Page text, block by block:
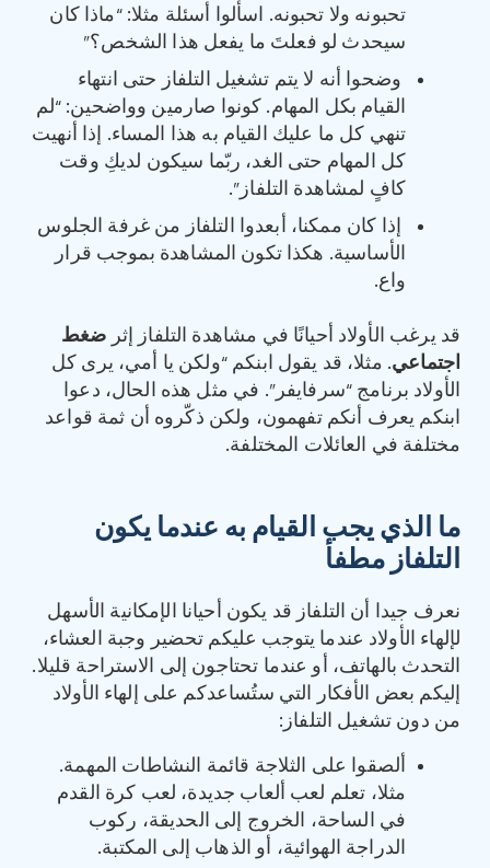
تحبونه ولا تحبونه. اسألوا أسئلة مثلا: “ماذا كان
سيحدث لو فعلتَ ما يفعل هذا الشخص؟”
وضحوا أنه لا يتم تشغيل التلفاز حتى انتهاء
القيام بكل المهام. كونوا صارمين وواضحين: “لم
تنهي كل ما عليك القيام به هذا المساء. إذا أنهيت
كل المهام حتى الغد، ربّما سيكون لديكِ وقت
كافٍ لمشاهدة التلفاز”.
إذا كان ممكنا، أبعدوا التلفاز من غرفة الجلوس
الأساسية. هكذا تكون المشاهدة بموجب قرار
واع.
قد يرغب الأولاد أحيانًا في مشاهدة التلفاز إثر ضغط
اجتماعي. مثلا، قد يقول ابنكم “ولكن يا أمي، يرى كل
الأولاد برنامج “سرفايفر”. في مثل هذه الحال، دعوا
ابنكم يعرف أنكم تفهمون، ولكن ذكّروه أن ثمة قواعد
مختلفة في العائلات المختلفة.
ما الذي يجب القيام به عندما يكون
التلفاز مطفأ
نعرف جيدا أن التلفاز قد يكون أحيانا الإمكانية الأسهل
لإلهاء الأولاد عندما يتوجب عليكم تحضير وجبة العشاء،
التحدث بالهاتف، أو عندما تحتاجون إلى الاستراحة قليلا.
إليكم بعض الأفكار التي ستُساعدكم على إلهاء الأولاد
من دون تشغيل التلفاز:
‏ألصقوا على الثلاجة قائمة النشاطات المهمة.
مثلا، تعلم لعب ألعاب جديدة، لعب كرة القدم
في الساحة، الخروج إلى الحديقة، ركوب
الدراجة الهوائية، أو الذهاب إلى المكتبة.